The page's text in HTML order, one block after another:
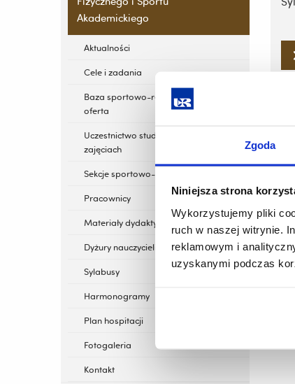
Zgoda
Niniejsza strona
Wykorzystujemy pliki
ruch w naszej witrynie.
reklamowym i
uzyskanymi podczas
Akademickiego
Aktualności
Cele i zadania
Baza sportowo-rekreacyjna –
oferta
Uczestnictwo studentów w
zajęciach
Sekcje sportowo-rekreacyjne
Pracownicy
Materiały dydaktyczne
Dyżury nauczycieli CWFiSA
Sylabusy
Harmonogramy
Plan hospitacji
Fotogaleria
Kontakt